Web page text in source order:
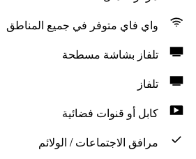
واي فاي متوفر في جميع المناطق
تلفاز بشاشة مسطحة
تلفاز
كابل أو قنوات فضائية
مرافق الاجتماعات / الولائم